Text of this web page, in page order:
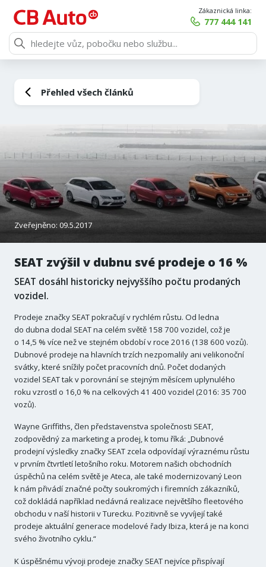
Zákaznická linka:
777 444 141
Přehled všech článků
Zveřejněno: 09.5.2017
SEAT zvýšil v dubnu své prodeje o 16 %
SEAT dosáhl historicky nejvyššího počtu prodaných
vozidel.
Prodeje značky SEAT pokračují v rychlém růstu. Od ledna
do dubna dodal SEAT na celém světě 158 700 vozidel, což je
o 14,5 % více než ve stejném období v roce 2016 (138 600 vozů).
Dubnové prodeje na hlavních trzích nezpomalily ani velikonoční
svátky, které snížily počet pracovních dnů. Počet dodaných
vozidel SEAT tak v porovnání se stejným měsícem uplynulého
roku vzrostl o 16,0 % na celkových 41 400 vozidel (2016: 35 700
vozů).
Wayne Griffiths, člen představenstva společnosti SEAT,
zodpovědný za marketing a prodej, k tomu říká: „Dubnové
prodejní výsledky značky SEAT zcela odpovídají výraznému růstu
v prvním čtvrtletí letošního roku. Motorem našich obchodních
úspěchů na celém světě je Ateca, ale také modernizovaný Leon
k nám přivádí značné počty soukromých i firemních zákazníků,
což dokládá například nedávná realizace největšího fleetového
obchodu v naší historii v Turecku. Pozitivně se vyvíjejí také
prodeje aktuální generace modelové řady Ibiza, která je na konci
svého životního cyklu.“
K úspěšnému vývoji prodeje značky SEAT nejvíce přispívají